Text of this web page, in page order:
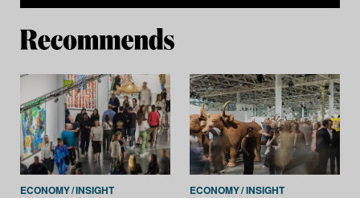
ECONOMY INSIGHT ECONOMY INSIGHT